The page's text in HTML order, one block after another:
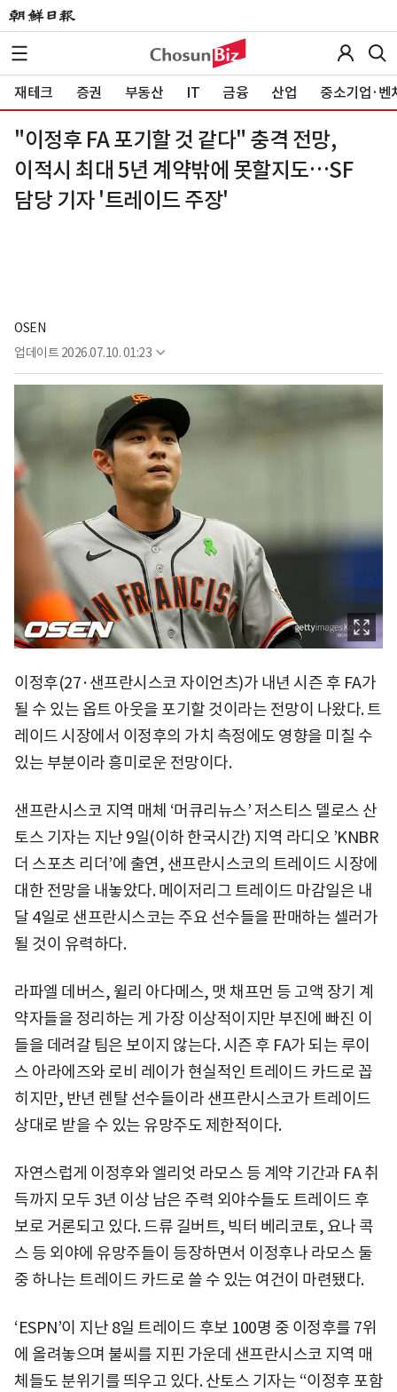
재테크 증권 부동산 IT 금융 산업 중소기업·벤
"이정후 FA 포기할 것 같다" 충격 전망,
이적시 최대 5년 계약밖에 못할지도…SF
담당 기자 '트레이드 주장'
OSEN
업데이트 2026.07.10. 01:23
이정후(27·샌프란시스코 자이언츠)가 내년 시즌 후 FA가
될 수 있는 옵트 아웃을 포기할 것이라는 전망이 나왔다. 트
레이드 시장에서 이정후의 가치 측정에도 영향을 미칠 수
있는 부분이라 흥미로운 전망이다.
샌프란시스코 지역 매체 ‘머큐리뉴스’ 저스티스 델로스 산
토스 기자는 지난 9일(이하 한국시간) 지역 라디오 ’KNBR
더 스포츠 리더’에 출연, 샌프란시스코의 트레이드 시장에
대한 전망을 내놓았다. 메이저리그 트레이드 마감일은 내
달 4일로 샌프란시스코는 주요 선수들을 판매하는 셀러가
될 것이 유력하다.
라파엘 데버스, 윌리 아다메스, 맷 채프먼 등 고액 장기 계
약자들을 정리하는 게 가장 이상적이지만 부진에 빠진 이
들을 데려갈 팀은 보이지 않는다. 시즌 후 FA가 되는 루이
스 아라에즈와 로비 레이가 현실적인 트레이드 카드로 꼽
히지만, 반년 렌탈 선수들이라 샌프란시스코가 트레이드
상대로 받을 수 있는 유망주도 제한적이다.
자연스럽게 이정후와 엘리엇 라모스 등 계약 기간과 FA 취
득까지 모두 3년 이상 남은 주력 외야수들도 트레이드 후
보로 거론되고 있다. 드류 길버트, 빅터 베리코토, 요나 콕
스 등 외야에 유망주들이 등장하면서 이정후나 라모스 둘
중 하나는 트레이드 카드로 쓸 수 있는 여건이 마련됐다.
‘ESPN’이 지난 8일 트레이드 후보 100명 중 이정후를 7위
에 올려놓으며 불씨를 지핀 가운데 샌프란시스코 지역 매
체들도 분위기를 띄우고 있다. 산토스 기자는 “이정후 포함